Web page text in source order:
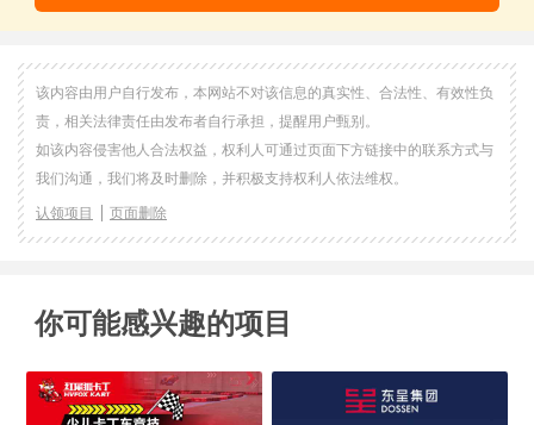
该内容由用户自行发布，本网站不对该信息的真实性、合法性、有效性负
责，相关法律责任由发布者自行承担，提醒用户甄别。
如该内容侵害他人合法权益，权利人可通过页面下方链接中的联系方式与
我们沟通，我们将及时删除，并积极支持权利人依法维权。
认领项目 页面删除
你可能感兴趣的项目